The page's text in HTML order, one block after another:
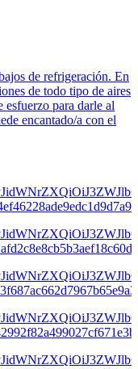
de refrigeración. En
de todo tipo de aires
para darle al
encantado/a con el